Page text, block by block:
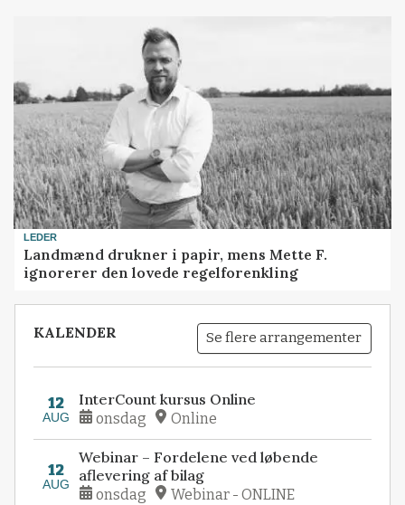
LEDER
Landmænd drukner i papir, mens Mette F.
ignorerer den lovede regelforenkling
KALENDER Se flere arrangementer
12
AUG
InterCount kursus Online
onsdag Online
12
AUG
Webinar – Fordelene ved løbende
aflevering af bilag
onsdag Webinar - ONLINE